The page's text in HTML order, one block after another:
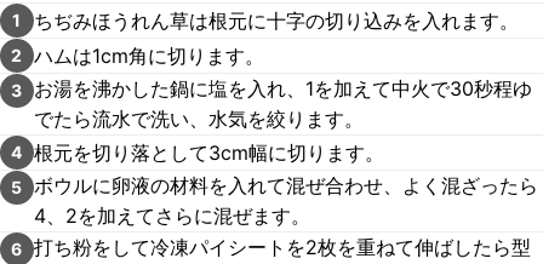
1 ちぢみほうれん草は根元に十字の切り込みを入れます。
2 ハムは1cm角に切ります。
3
お湯を沸かした鍋に塩を入れ、1を加えて中火で30秒程ゆ
でたら流水で洗い、水気を絞ります。
4 根元を切り落として3cm幅に切ります。
5 ボウルに卵液の材料を入れて混ぜ合わせ、よく混ざったら
4、2を加えてさらに混ぜます。
6 打ち粉をして冷凍パイシートを2枚を重ねて伸ばしたら型